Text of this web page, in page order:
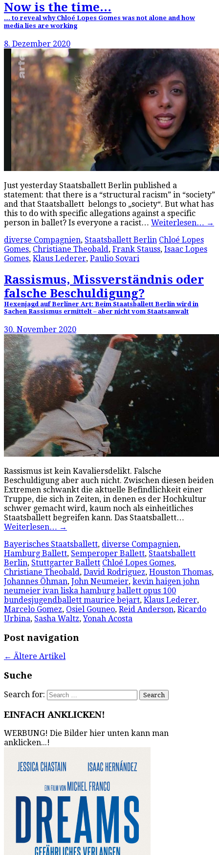
Now is the time…
… to reveal why Chloé Lopes Gomes was not alone and how
media lies are working
8. Dezember 2020
Just yesterday Staatsballett Berlin published a
statement: that there is a “structural racism” in “society”
and that Staatsballett belongs to „society“. But what has
this to do with specific allegations against a specific
person in ballet? Is everyone a racist… Weiterlesen… →
diverse Compagnien, Staatsballett Berlin Chloé Lopes
Gomes, Christiane Theobald, Frank Stauss, Isaac Lopes
Gomes, Klaus Lederer, Paulio Sovari
Rassismus, Missverständnis oder
falsche Beschuldigung?
Hexenjagd auf Berliner Art: Beim Staatsballett Berlin wird in
Sachen Rassismus ermittelt – aber nicht vom Staatsanwalt
30. November 2020
Rassismus ist kein Kavaliersdelikt. Falsche
Beschuldigung aber auch nicht. Zwischen diesen beiden
Extremen schwankt die aktuelle Befindlichkeit einer
Truppe, die sich in Zeiten, in denen es der Hochkultur
schwer gemacht wird, kaum noch als einheitliches
Staatsballett begreifen kann. Das Staatsballett…
Weiterlesen… →
Bayerisches Staatsballett, diverse Compagnien,
Hamburg Ballett, Semperoper Ballett, Staatsballett
Berlin, Stuttgarter Ballett Chloé Lopes Gomes,
Christiane Theobald, David Rodriguez, Houston Thomas,
Johannes Öhman, John Neumeier, kevin haigen john
neumeier ivan liska hamburg ballett opus 100
bundesjugendballett maurice bejart, Klaus Lederer,
Marcelo Gomez, Osiel Gouneo, Reid Anderson, Ricardo
Urbina, Sasha Waltz,Yonah Acosta
Post navigation
← Ältere Artikel
Suche
Search for:
EINFACH ANKLICKEN!
WERBUNG! Die Bilder hier unten kann man
anklicken...!